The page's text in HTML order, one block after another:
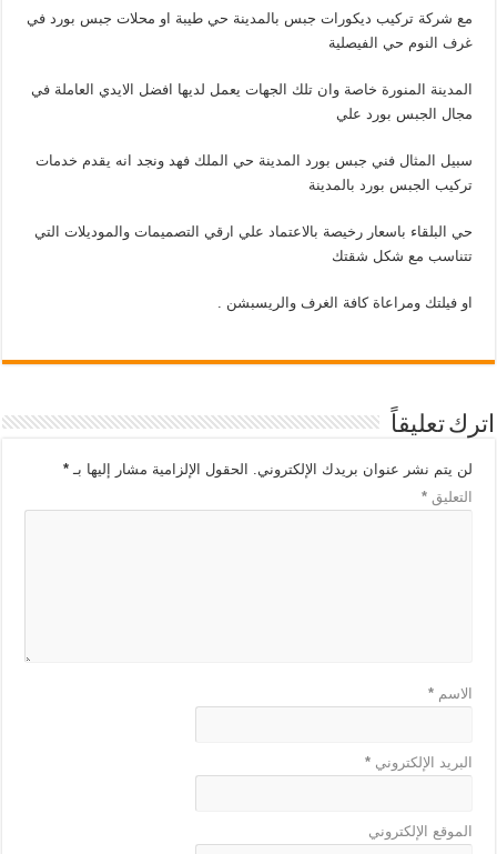
مع شركة تركيب ديكورات جبس بالمدينة حي طيبة او محلات جبس بورد في
غرف النوم حي الفيصلية
المدينة المنورة خاصة وان تلك الجهات يعمل لديها افضل الايدي العاملة في
مجال الجبس بورد علي
سبيل المثال فني جبس بورد المدينة حي الملك فهد ونجد انه يقدم خدمات
تركيب الجبس بورد بالمدينة
حي البلقاء باسعار رخيصة بالاعتماد علي ارقي التصميمات والموديلات التي
تتناسب مع شكل شقتك
او فيلتك ومراعاة كافة الغرف والريسبشن .
اترك تعليقاً
لن يتم نشر عنوان بريدك الإلكتروني. الحقول الإلزامية مشار إليها بـ*
التعليق*
الاسم*
البريد الإلكتروني*
الموقع الإلكتروني